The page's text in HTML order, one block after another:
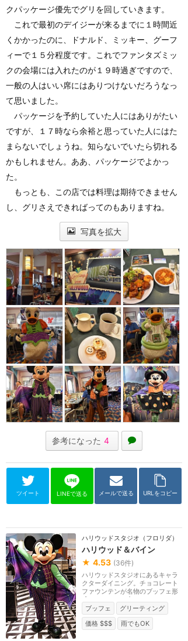
クパッケージ優先でグリを回していきます。
これで最初のデイジーが来るまでに１時間近
くかかったのに、ドナルド、ミッキー、グーフ
ィーで１５分程度です。これでファンタズミッ
クの会場には入れたのが１９時過ぎですので、
一般の人はいい席にはありつけないだろうなっ
て思いました。
パッケージを予約していた人にはありがたい
ですが、１７時なら余裕と思っていた人にはた
まらないでしょうね。知らないでいたら切れる
かもしれません。ああ、パッケージでよかっ
た。
もっとも、この店では料理は期待できません
し、グリさえできればってのもありますね。
写真を拡大
参考になった 4
ツイート LINEで送る メールで送る URLをコピー
ハリウッドスタジオ（フロリダ）
ハリウッド＆バイン
★ 4.53 (36件)
ハリウッドスタジオにあるキャラ
クターダイニング。チョコレート
ファウンテンが名物のブッフェ形
式レストラン。室...
ブッフェ
グリーティング
価格 $$$
雨でもOK